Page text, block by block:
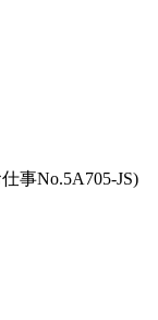
事No.5A705-JS)